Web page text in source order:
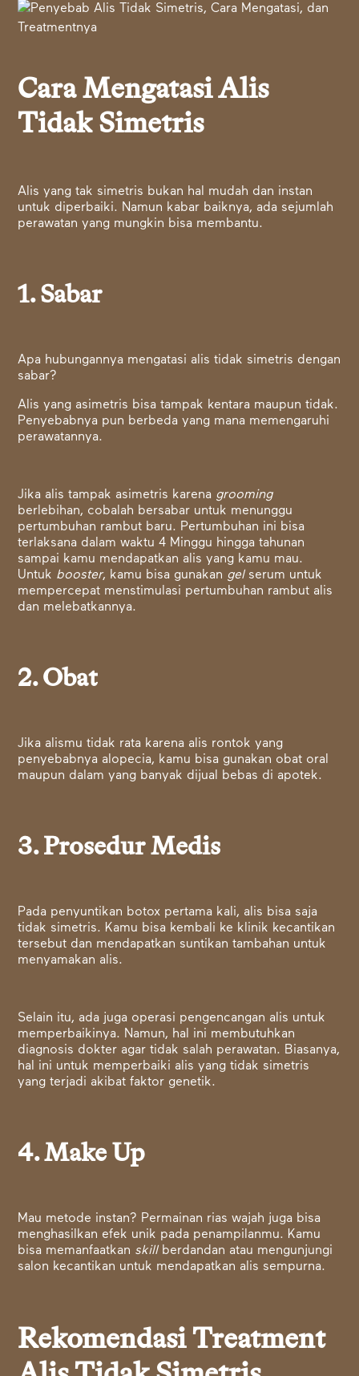
Cara Mengatasi Alis
Tidak Simetris
Alis yang tak simetris bukan hal mudah dan instan
untuk diperbaiki. Namun kabar baiknya, ada sejumlah
perawatan yang mungkin bisa membantu.
1. Sabar
Apa hubungannya mengatasi alis tidak simetris dengan
sabar?
Alis yang asimetris bisa tampak kentara maupun tidak.
Penyebabnya pun berbeda yang mana memengaruhi
perawatannya.
Jika alis tampak asimetris karena grooming
berlebihan, cobalah bersabar untuk menunggu
pertumbuhan rambut baru. Pertumbuhan ini bisa
terlaksana dalam waktu 4 Minggu hingga tahunan
sampai kamu mendapatkan alis yang kamu mau.
Untuk booster, kamu bisa gunakan gel serum untuk
mempercepat menstimulasi pertumbuhan rambut alis
dan melebatkannya.
2. Obat
Jika alismu tidak rata karena alis rontok yang
penyebabnya alopecia, kamu bisa gunakan obat oral
maupun dalam yang banyak dijual bebas di apotek.
3. Prosedur Medis
Pada penyuntikan botox pertama kali, alis bisa saja
tidak simetris. Kamu bisa kembali ke klinik kecantikan
tersebut dan mendapatkan suntikan tambahan untuk
menyamakan alis.
Selain itu, ada juga operasi pengencangan alis untuk
memperbaikinya. Namun, hal ini membutuhkan
diagnosis dokter agar tidak salah perawatan. Biasanya,
hal ini untuk memperbaiki alis yang tidak simetris
yang terjadi akibat faktor genetik.
4. Make Up
Mau metode instan? Permainan rias wajah juga bisa
menghasilkan efek unik pada penampilanmu. Kamu
bisa memanfaatkan skill berdandan atau mengunjungi
salon kecantikan untuk mendapatkan alis sempurna.
Rekomendasi Treatment